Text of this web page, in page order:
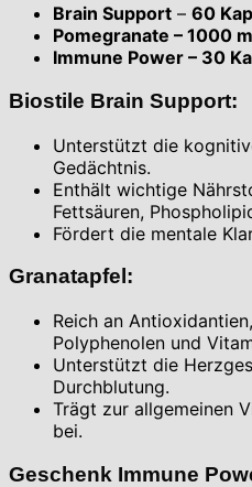
Brain Support – 60
Pomegranate – 1000
Immune Power – 30
Biostile Brain Support:
Unterstützt die
Gedächtnis.
Enthält wichtige
Fettsäuren,
Fördert die mentale
Granatapfel:
Reich an
Polyphenolen und
Unterstützt die
Durchblutung.
Trägt zur allgemeinen
bei.
Geschenk Immune